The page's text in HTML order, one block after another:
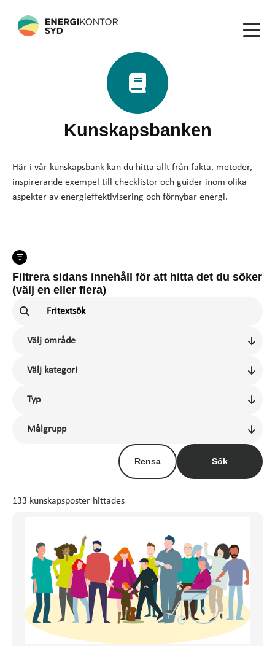
Kunskapsbanken
Här i vår kunskapsbank kan du hitta allt från fakta, metoder,
inspirerande exempel till checklistor och guider inom olika
aspekter av energieffektivisering och förnybar energi.
Filtrera sidans innehåll för att hitta det du söker
(välj en eller flera)
Rensa Sök
133 kunskapsposter hittades